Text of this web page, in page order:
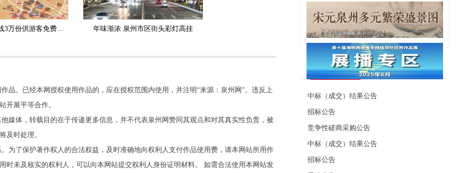
古城手绘地图上线3万份供游客免费领取 年味渐浓 泉州市区街头彩灯高挂
。已经本网授权使用作品的，应在授权范围内使用，并注明“来源：泉州网”。违反上
开展平等合作。
媒体，转载目的在于传递更多信息，并不代表泉州网赞同其观点和对其真实性负责，被
及时处理。
为了保护著作权人的合法权益，及时准确地向权利人支付作品使用费，请本网站所用作
时未及核实的权利人，可以向本网站提交权利人身份证明材料。 如需合法使用本网站发
便民资讯
中标（成交）结果公告
招标公告
竞争性磋商采购公告
中标（成交）结果公告
招标公告